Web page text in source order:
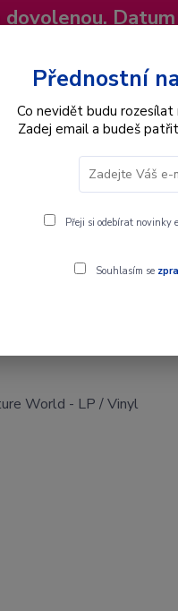
Interpret
Přednostní
Co nevidět budu
Zadej email a budeš
Přeji si odebírat novinky
Souhlasím se